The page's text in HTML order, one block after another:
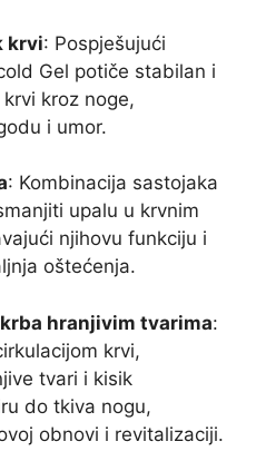
krvi: Pospješujući
Gel potiče stabilan i
kroz noge,
i umor.
: Kombinacija sastojaka
upalu u krvnim
njihovu funkciju i
oštećenja.
hranjivim tvarima:
krvi,
tvari i kisik
do tkiva nogu,
obnovi i revitalizaciji.